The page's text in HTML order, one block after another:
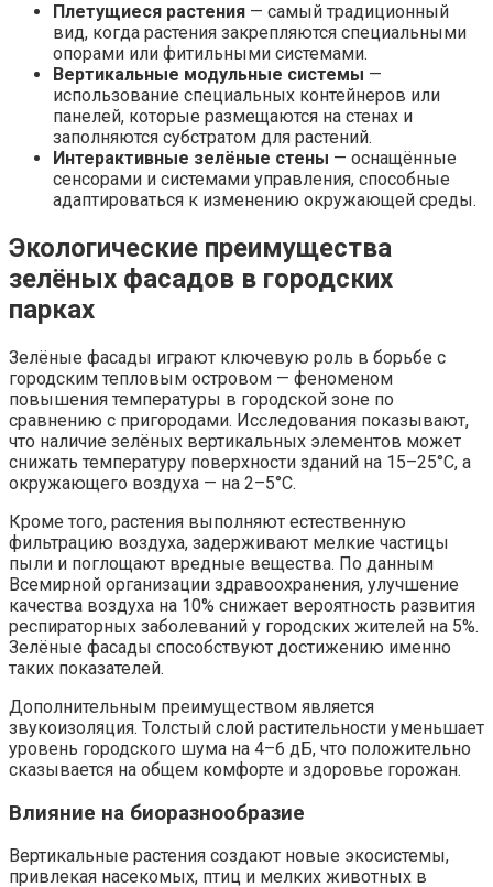
Плетущиеся растения — самый традиционный
вид, когда растения закрепляются специальными
опорами или фитильными системами.
Вертикальные модульные системы —
использование специальных контейнеров или
панелей, которые размещаются на стенах и
заполняются субстратом для растений.
Интерактивные зелёные стены — оснащённые
сенсорами и системами управления, способные
адаптироваться к изменению окружающей среды.
Экологические преимущества
зелёных фасадов в городских
парках
Зелёные фасады играют ключевую роль в борьбе с
городским тепловым островом — феноменом
повышения температуры в городской зоне по
сравнению с пригородами. Исследования показывают,
что наличие зелёных вертикальных элементов может
снижать температуру поверхности зданий на 15–25°C, а
окружающего воздуха — на 2–5°C.
Кроме того, растения выполняют естественную
фильтрацию воздуха, задерживают мелкие частицы
пыли и поглощают вредные вещества. По данным
Всемирной организации здравоохранения, улучшение
качества воздуха на 10% снижает вероятность развития
респираторных заболеваний у городских жителей на 5%.
Зелёные фасады способствуют достижению именно
таких показателей.
Дополнительным преимуществом является
звукоизоляция. Толстый слой растительности уменьшает
уровень городского шума на 4–6 дБ, что положительно
сказывается на общем комфорте и здоровье горожан.
Влияние на биоразнообразие
Вертикальные растения создают новые экосистемы,
привлекая насекомых, птиц и мелких животных в